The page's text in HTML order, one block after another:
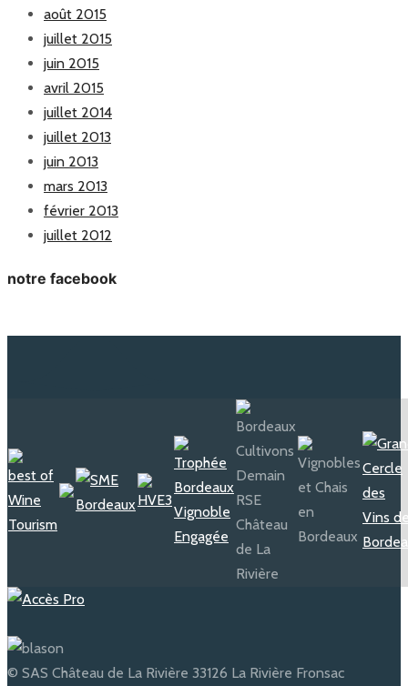
août 2015
juillet 2015
juin 2015
avril 2015
juillet 2014
juillet 2013
juin 2013
mars 2013
février 2013
juillet 2012
notre facebook
© SAS Château de La Rivière 33126 La Rivière Fronsac